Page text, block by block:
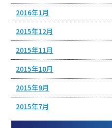
2016年1月
2015年12月
2015年11月
2015年10月
2015年9月
2015年7月